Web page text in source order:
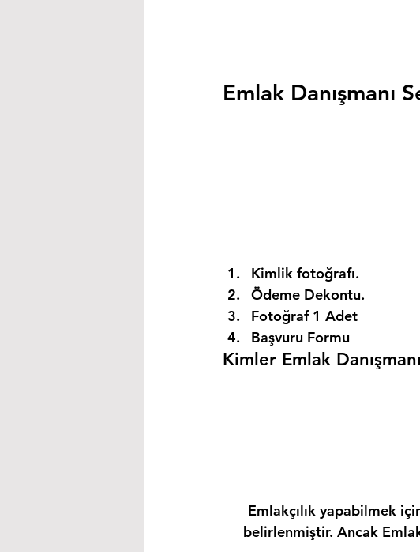
Emlak Danışmanı
Kimlik fotoğrafı.
Ödeme Dekontu.
Fotoğraf 1 Adet
Başvuru Formu
Kimler Emlak
Emlakçılık yapabilmek
belirlenmiştir. Ancak